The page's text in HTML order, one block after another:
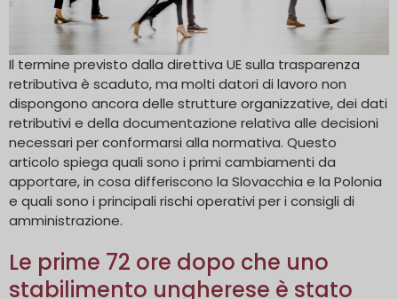
Il termine previsto dalla direttiva UE sulla trasparenza
retributiva è scaduto, ma molti datori di lavoro non
dispongono ancora delle strutture organizzative, dei dati
retributivi e della documentazione relativa alle decisioni
necessari per conformarsi alla normativa. Questo
articolo spiega quali sono i primi cambiamenti da
apportare, in cosa differiscono la Slovacchia e la Polonia
e quali sono i principali rischi operativi per i consigli di
amministrazione.
Le prime 72 ore dopo che uno
stabilimento ungherese è stato